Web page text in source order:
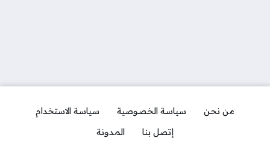
من نحن سياسة الخصوصية
سياسة الاستخدام
إتصل بنا
المدونة